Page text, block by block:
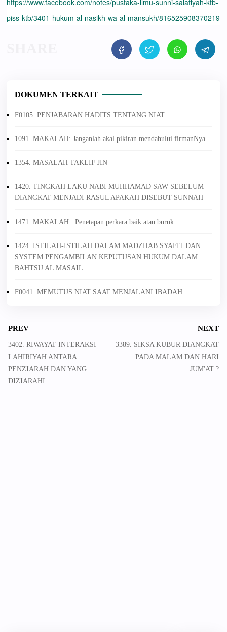
https://www.facebook.com/notes/pustaka-ilmu-sunni-salafiyah-ktb-
piss-ktb/3401-hukum-al-nasikh-wa-al-mansukh/816525908370219
DOKUMEN TERKAIT
F0105. PENJABARAN HADITS TENTANG NIAT
1091. MAKALAH: Janganlah akal pikiran mendahului firmanNya
1354. MASALAH TAKLIF JIN
1420. TINGKAH LAKU NABI MUHHAMAD SAW SEBELUM
DIANGKAT MENJADI RASUL APAKAH DISEBUT SUNNAH
1471. MAKALAH : Penetapan perkara baik atau buruk
1424. ISTILAH-ISTILAH DALAM MADZHAB SYAFI'I DAN
SYSTEM PENGAMBILAN KEPUTUSAN HUKUM DALAM
BAHTSU AL MASAIL
F0041. MEMUTUS NIAT SAAT MENJALANI IBADAH
PREV
3402. RIWAYAT INTERAKSI
LAHIRIYAH ANTARA
PENZIARAH DAN YANG
DIZIARAHI
NEXT
3389. SIKSA KUBUR DIANGKAT
PADA MALAM DAN HARI
JUM'AT ?